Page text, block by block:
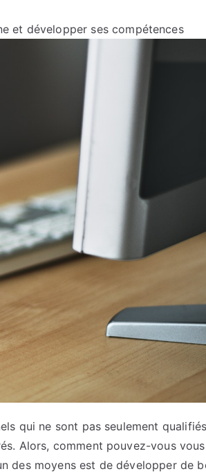
et développer ses compétences
qui ne sont pas seulement
Alors, comment pouvez-vous
des moyens est de développer de